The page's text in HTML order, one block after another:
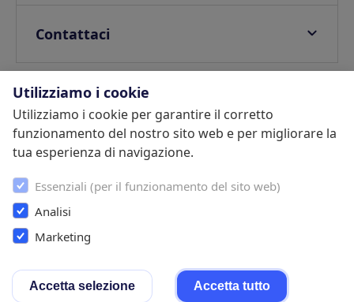
Guest app personalizzabile
Verifica dell’identitá
Protezione danni
Upselling
Pagamenti
Privacy Policy
Lavora con noi
Programma referral
Informativa sui Cookie
Contattaci
Centro di assistenza
Partners
Inizia la tua prova gratuita
Termini e Condizioni Cookie Settings
Utilizziamo i cookie
Utilizziamo i cookie per garantire il corretto
funzionamento del nostro sito web e per migliorare la
tua esperienza di navigazione.
Essenziali (per il funzionamento del sito web)
Analisi
Marketing
Accetta selezione Accetta tutto